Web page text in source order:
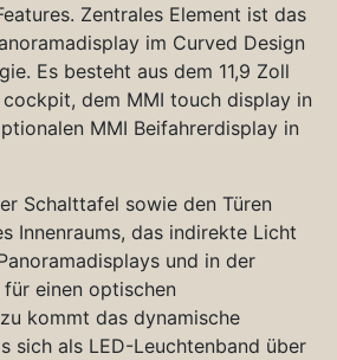
Zentrales Element ist das
im Curved Design
Es besteht aus dem 11,9 Zoll
dem MMI touch display in
MMI Beifahrerdisplay in
Schalttafel sowie den Türen
Innenraums, das indirekte Licht
und in der
einen optischen
kommt das dynamische
sich als LED-Leuchtenband über